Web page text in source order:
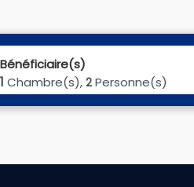
Bénéficiaire(s)
1 Chambre(s),2Personne(s)